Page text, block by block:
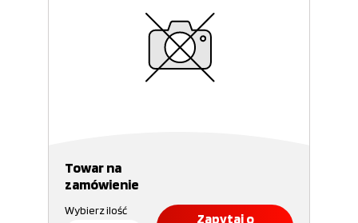
Towar na
zamówienie
Wybierz ilość
Zapytaj o